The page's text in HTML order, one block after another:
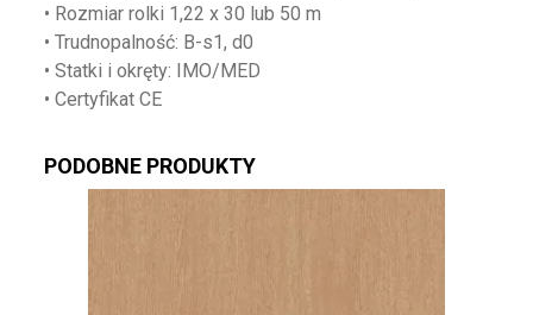
• Rozmiar rolki 1,22 x 30 lub 50 m
• Trudnopalność: B-s1, d0
• Statki i okręty: IMO/MED
• Certyfikat CE
PODOBNE PRODUKTY